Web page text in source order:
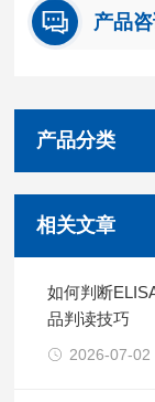
产品
产品分类
相关文章
如何判断
品判读技巧
2026-07-02